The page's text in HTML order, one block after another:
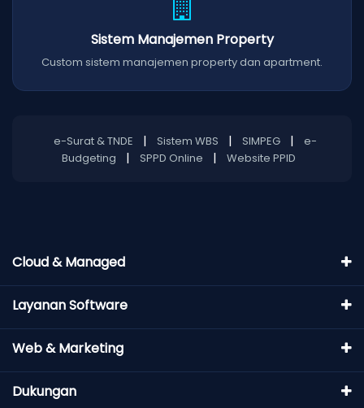
Sistem Manajemen Property
Custom sistem manajemen property dan apartment.
e-Surat & TNDE | Sistem WBS | SIMPEG |
e-
Budgeting
| SPPD Online | Website PPID
Cloud & Managed
Layanan Software
Web & Marketing
Dukungan